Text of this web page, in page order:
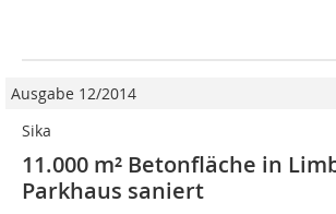
Ausgabe 12/2014
Sika
11.000 m² Betonfläche in
Parkhaus saniert